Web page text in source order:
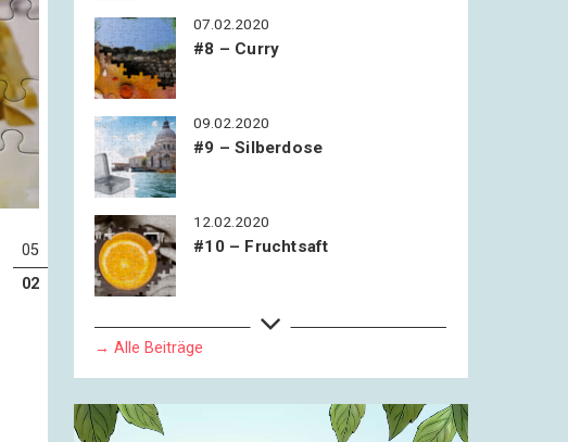
05
02
07.02.2020
#8 – Curry
09.02.2020
#9 – Silberdose
12.02.2020
#10 – Fruchtsaft
14.02.2020
#11 – Bier
→ Alle Beiträge